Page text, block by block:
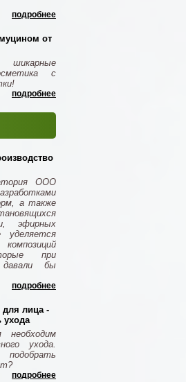
подробнее
от
шикарные
с
подробнее
ООО
а также
эфирных
уделяется
при
давали бы
подробнее
лица -
ухода
необходим
ухода.
подробнее